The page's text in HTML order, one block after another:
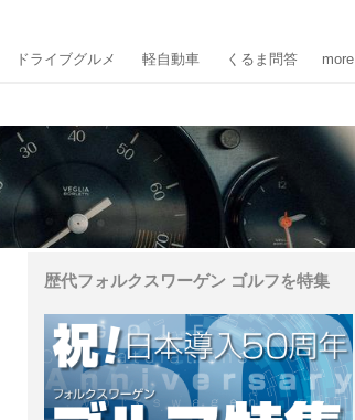
ドライブグルメ 軽自動車 くるま問答 more
歴代フォルクスワーゲン ゴルフを特集